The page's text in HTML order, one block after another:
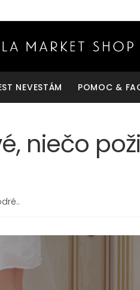
NEVESTÁM POMOC &
niečo